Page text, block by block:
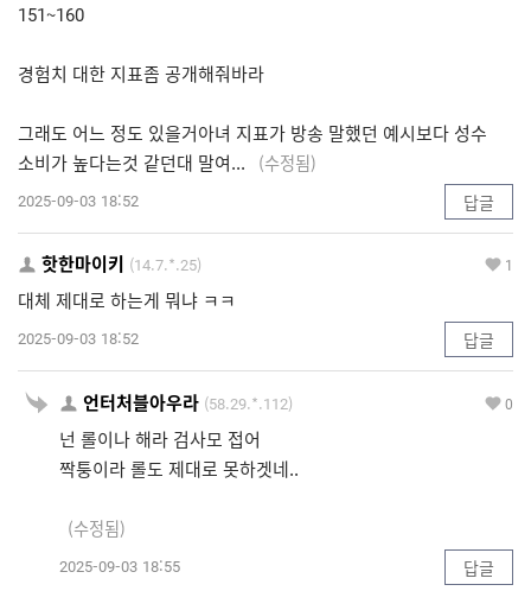
151~160
경험치 대한 지표좀 공개해줘바라
그래도 어느 정도 있을거아녀 지표가 방송 말했던 예시보다 성수
소비가 높다는것 같던대 말여... (수정됨)
2025-09-03 18:52 답글
핫한마이키 (14.7.*.25) 1
대체 제대로 하는게 뭐냐 ㅋㅋ
2025-09-03 18:52 답글
언터처블아우라 (58.29.*.112) 0
넌 롤이나 해라 검사모 접어
짝퉁이라 롤도 제대로 못하겟네..
(수정됨)
2025-09-03 18:55 답글